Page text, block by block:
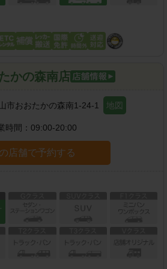
かの森南店
市おおたかの森南1-24-1 地図
時間： 09:00-20:00
店舗で予約する